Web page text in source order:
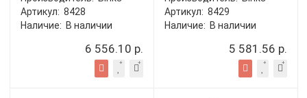
Артикул: 8428
Наличие: В наличии
6 556.10 р.
Артикул: 8429
Наличие: В наличии
5 581.56 р.